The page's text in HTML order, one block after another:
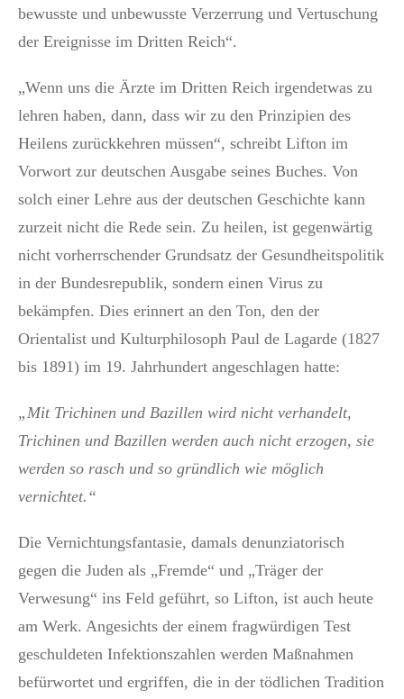
bewusste und unbewusste Verzerrung und Vertuschung
der Ereignisse im Dritten Reich“.
„Wenn uns die Ärzte im Dritten Reich irgendetwas zu
lehren haben, dann, dass wir zu den Prinzipien des
Heilens zurückkehren müssen“, schreibt Lifton im
Vorwort zur deutschen Ausgabe seines Buches. Von
solch einer Lehre aus der deutschen Geschichte kann
zurzeit nicht die Rede sein. Zu heilen, ist gegenwärtig
nicht vorherrschender Grundsatz der Gesundheitspolitik
in der Bundesrepublik, sondern einen Virus zu
bekämpfen. Dies erinnert an den Ton, den der
Orientalist und Kulturphilosoph Paul de Lagarde (1827
bis 1891) im 19. Jahrhundert angeschlagen hatte:
„Mit Trichinen und Bazillen wird nicht verhandelt,
Trichinen und Bazillen werden auch nicht erzogen, sie
werden so rasch und so gründlich wie möglich
vernichtet.“
Die Vernichtungsfantasie, damals denunziatorisch
gegen die Juden als „Fremde“ und „Träger der
Verwesung“ ins Feld geführt, so Lifton, ist auch heute
am Werk. Angesichts der einem fragwürdigen Test
geschuldeten Infektionszahlen werden Maßnahmen
befürwortet und ergriffen, die in der tödlichen Tradition